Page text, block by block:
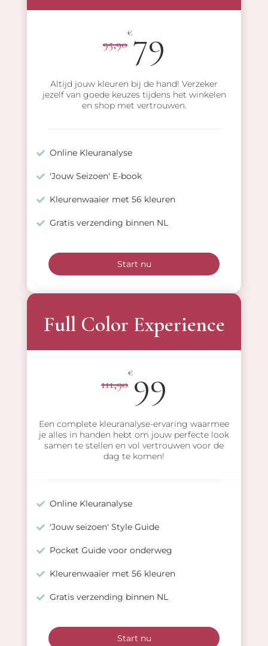
95,90
€79
Altijd jouw kleuren bij de hand! Verzeker
jezelf van goede keuzes tijdens het winkelen
en shop met vertrouwen.
Online Kleuranalyse
'Jouw Seizoen' E-book
Kleurenwaaier met 56 kleuren
Gratis verzending binnen NL
Start nu
Full Color Experience
111,90
€99
Een complete kleuranalyse-ervaring waarmee
je alles in handen hebt om jouw perfecte look
samen te stellen en vol vertrouwen voor de
dag te komen!
Online Kleuranalyse
'Jouw seizoen' Style Guide
Pocket Guide voor onderweg
Kleurenwaaier met 56 kleuren
Gratis verzending binnen NL
Start nu